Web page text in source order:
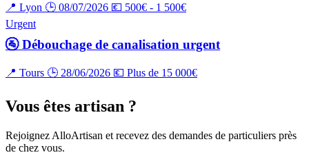
📍 Lyon 🕒 08/07/2026 💶 500€ - 1 500€
Urgent
🚰 Débouchage de canalisation urgent
📍 Tours 🕒 28/06/2026 💶 Plus de 15 000€
Vous êtes artisan ?
Rejoignez AlloArtisan et recevez des demandes de particuliers près
de chez vous.